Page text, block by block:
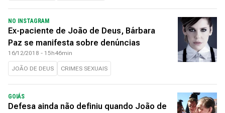
NO INSTAGRAM
Ex-paciente de João de Deus, Bárbara
Paz se manifesta sobre denúncias
16/12/2018 - 15h46min
JOÃO DE DEUS CRIMES SEXUAIS
GOIÁS
Defesa ainda não definiu quando João de